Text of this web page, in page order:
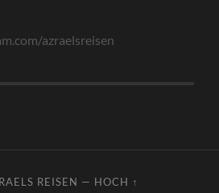
azraelsreisen
REISEN — HOCH ↑